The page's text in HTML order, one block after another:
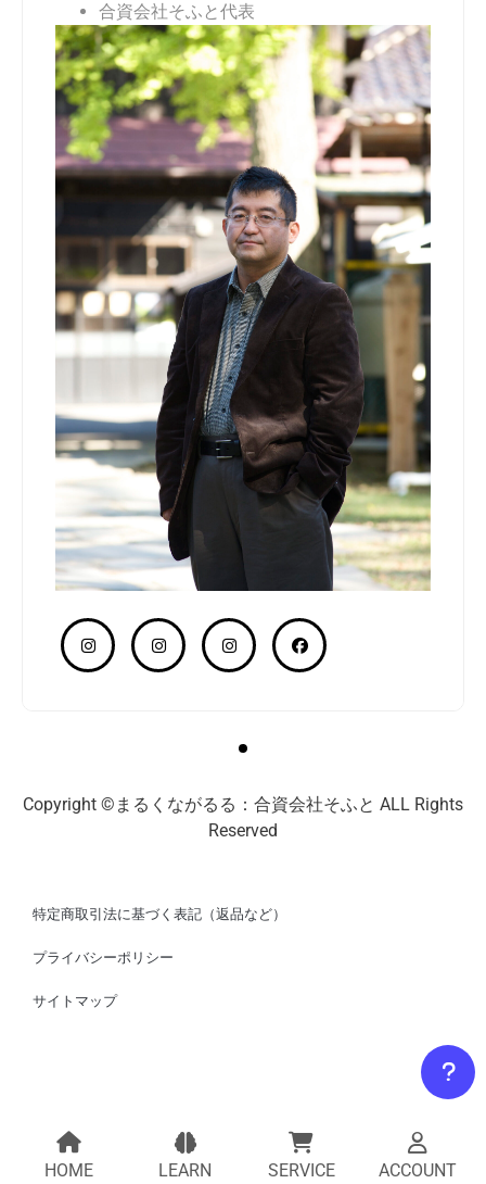
合資会社そふと代表
Copyright ©まるくながるる：合資会社そふと ALL Rights
Reserved
特定商取引法に基づく表記（返品など）
プライバシーポリシー
サイトマップ
HOME LEARN SERVICE ACCOUNT